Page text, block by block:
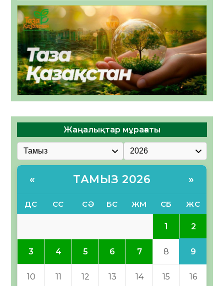
Жаңалықтар мұрағаты
« ТАМЫЗ 2026 »
ДС СС СӘ БС ЖМ СБ ЖС
1 2
3 4 5 6 7 8 9
10 11 12 13 14 15 16